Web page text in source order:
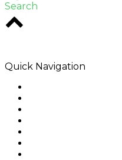
Search
Quick Navigation